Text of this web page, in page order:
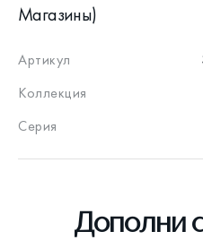
Магазины)
Артикул
Коллекция
Серия
Дополни